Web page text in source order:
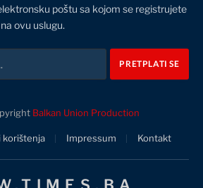
poštu sa kojom se registrujete
ovu uslugu.
Balkan Union Production
korištenja Impressum Kontakt